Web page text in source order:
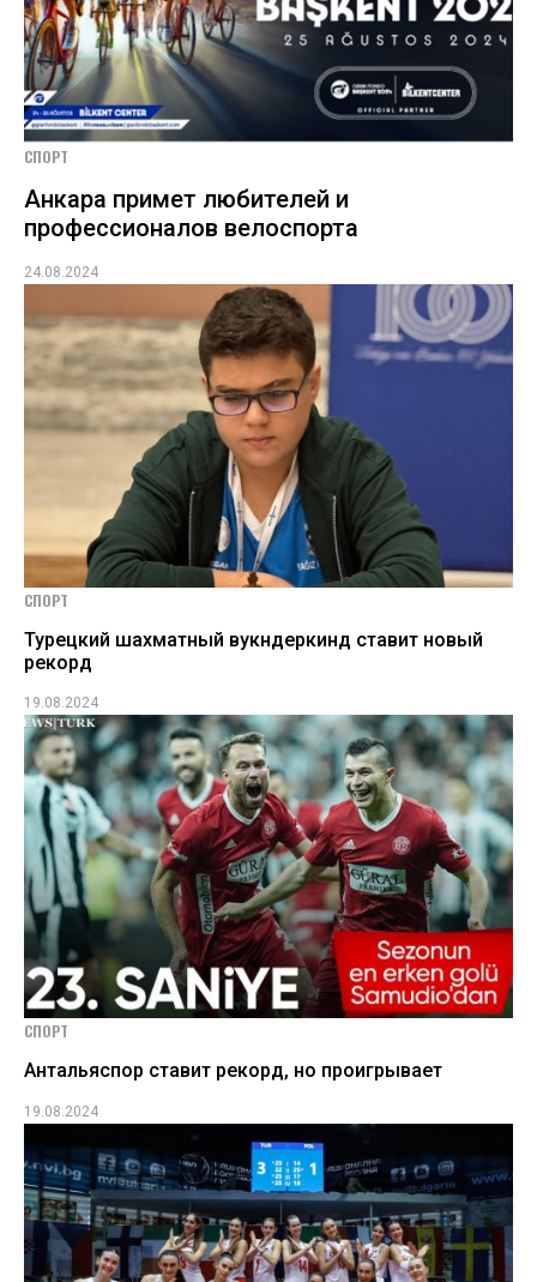
СПОРТ
Анкара примет любителей и
профессионалов велоспорта
24.08.2024
СПОРТ
Турецкий шахматный вукндеркинд ставит новый
рекорд
19.08.2024
СПОРТ
Антальяспор ставит рекорд, но проигрывает
19.08.2024